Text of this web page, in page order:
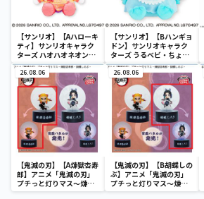
【サンリオ】【Aハローキ
ティ】サンリオキャラク
ターズ ハオハオネオンタ
ウンドールBIGタイプ1
【サンリオ】【Bハンギョ
ドン】サンリオキャラク
ターズ うるベビ・ちょい
デカドール
26.08.06
【鬼滅の刃】【A煉獄杏寿
郎】アニメ「鬼滅の刃」
プチっと灯りマス～煉獄
杏寿郎・胡蝶しのぶ～
26.08.06
【鬼滅の刃】【B胡蝶しの
ぶ】アニメ「鬼滅の刃」
プチっと灯りマス～煉獄
杏寿郎・胡蝶しのぶ～